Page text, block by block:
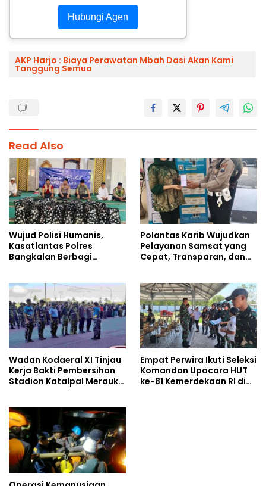
Hubungi Agen
AKP Harjo : Biaya Perawatan Mbah Dasi Akan Kami
Tanggung Semua
Read Also
Wujud Polisi Humanis,
Kasatlantas Polres
Bangkalan Berbagi
Ahmad Ibrahim
Polantas Karib Wujudkan
Pelayanan Samsat yang
Cepat, Transparan, dan
Wadan Kodaeral XI Tinjau
Kerja Bakti Pembersihan
Stadion Katalpal Merauke,
Empat Perwira Ikuti Seleksi
Komandan Upacara HUT
ke-81 Kemerdekaan RI di